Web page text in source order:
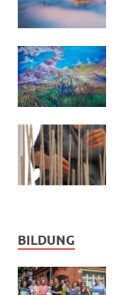
BILDUNG